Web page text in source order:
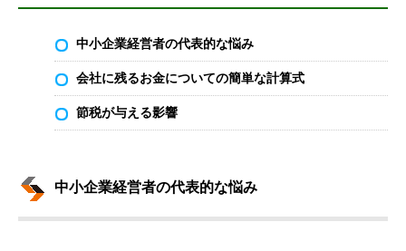
中小企業経営者の代表的な悩み
会社に残るお金についての簡単な計算式
節税が与える影響
中小企業経営者の代表的な悩み